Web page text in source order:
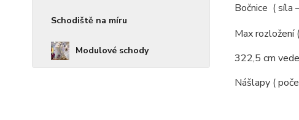
Schodiště na míru
Modulové schody
Bočnice ( síla
Max rozložení
322,5 cm
Nášlapy (